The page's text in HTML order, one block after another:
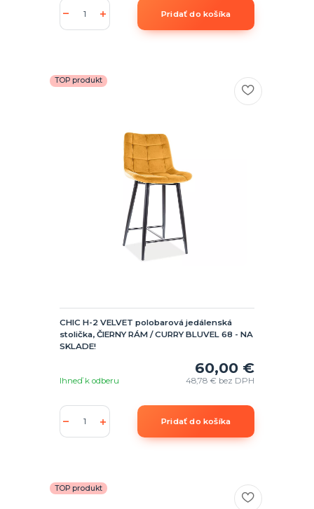
Pridať do košíka
TOP produkt
CHIC H-2 VELVET polobarová jedálenská
stolička, ČIERNY RÁM / CURRY BLUVEL 68 - NA
SKLADE!
60,00 €
48,78 € bez DPH
Ihneď k odberu
Pridať do košíka
TOP produkt